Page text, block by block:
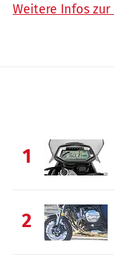
Weitere Infos
1
2